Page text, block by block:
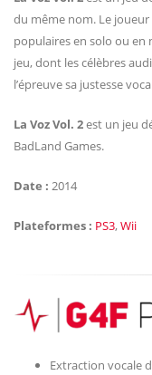
du même nom. Le
populaires en solo ou
jeu, dont les célèbres
l’épreuve sa justesse
La Voz Vol. 2est un jeu
BadLand Games.
Date : 2014
Plateformes : PS3,Wii
Extraction vocale